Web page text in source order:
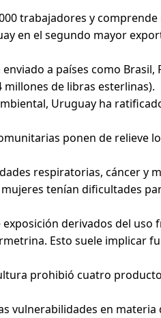
trabajadores y
en el segundo mayor
a países como Brasil,
millones de libras esterlinas).
Uruguay ha
ponen de relieve
respiratorias, cáncer y
tenían dificultades
derivados del uso
Esto suele implicar
prohibió cuatro
vulnerabilidades en